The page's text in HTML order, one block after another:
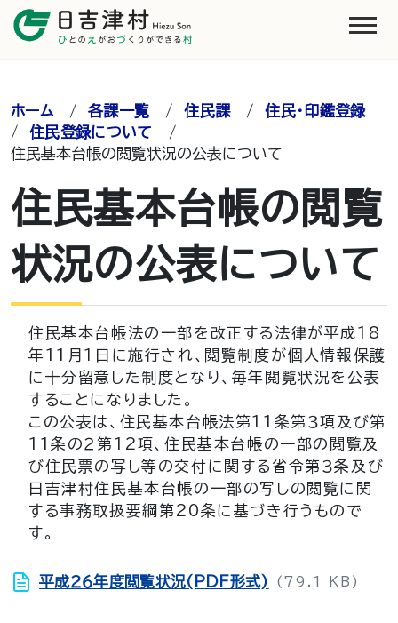
ホーム /各課一覧 /住民課/住民・印鑑登録
/ 住民登録について
/
住民基本台帳の閲覧状況の公表について
住民基本台帳の閲覧
状況の公表について
住民基本台帳法の一部を改正する法律が平成18
年11月１日に施行され、閲覧制度が個人情報保護
に十分留意した制度となり、毎年閲覧状況を公表
することになりました。
この公表は、住民基本台帳法第11条第３項及び第
11条の２第12項、住民基本台帳の一部の閲覧及
び住民票の写し等の交付に関する省令第３条及び
日吉津村住民基本台帳の一部の写しの閲覧に関
する事務取扱要綱第20条に基づき行うもので
す。
平成２６年度閲覧状況(PDF形式) (79.1 KB)